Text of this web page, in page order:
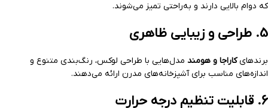
که دوام بالایی دارند و به‌راحتی تمیز می‌شوند.
5. طراحی و زیبایی ظاهری
برندهایکاراجا و هومند مدل‌هایی با طراحی لوکس، رنگ‌بندی متنوع و
اندازه‌های مناسب برای آشپزخانه‌های مدرن ارائه می‌دهند.
6. قابلیت تنظیم درجه حرارت